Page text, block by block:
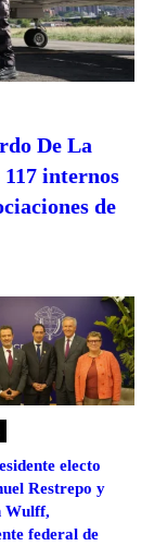
De La
internos
de
electo
Restrepo y
Wulff,
federal de